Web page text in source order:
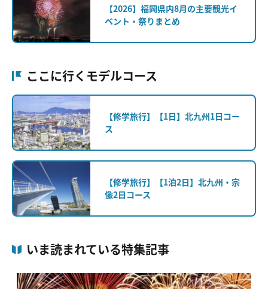
【2026】福岡県内8月の主要観光イ
ベント・祭りまとめ
ここに行くモデルコース
【修学旅行】【1日】北九州1日コー
ス
【修学旅行】【1泊2日】北九州・宗
像2日コース
いま読まれている特集記事